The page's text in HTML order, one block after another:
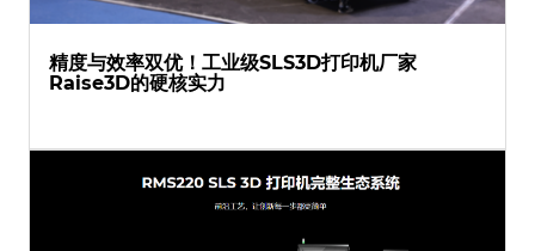
精度与效率双优！工业级SLS3D打印机厂家
Raise3D的硬核实力